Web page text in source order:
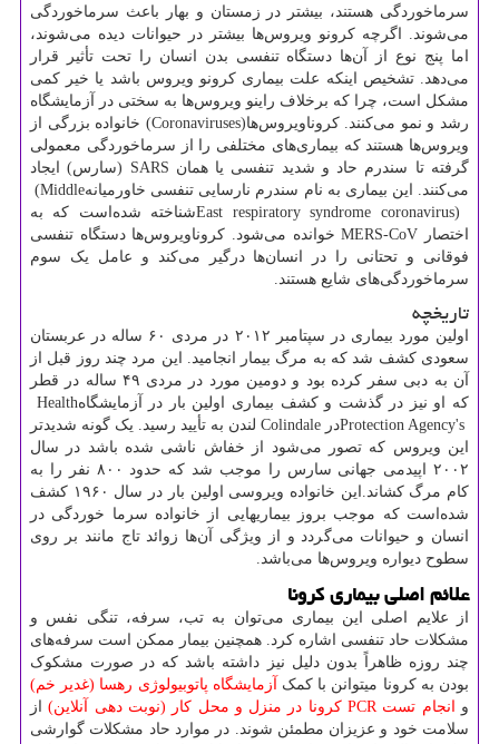
سرماخوردگی هستند، بیشتر در زمستان و بهار باعث سرماخوردگی
می‌شوند. اگرچه کرونو ویروس‌ها بیشتر در حیوانات دیده می‌شوند،
اما پنج نوع از آن‌ها دستگاه تنفسی بدن انسان را تحت تأثیر قرار
می‌دهد. تشخیص اینکه علت بیماری کرونو ویروس باشد یا خیر کمی
مشکل است، چرا که برخلاف راینو ویروس‌ها به سختی در آزمایشگاه
رشد و نمو می‌کنند. کروناویروس‌ها(Coronaviruses) خانواده بزرگی از
ویروس‌ها هستند که بیماری‌های مختلفی را از سرماخوردگی معمولی
گرفته تا سندرم حاد و شدید تنفسی یا همان SARS (سارس) ایجاد
می‌کنند. این بیماری به نام سندرم نارسایی تنفسی خاورمیانه(Middle
East respiratory syndrome coronavirus)شناخته شده‌است که به
اختصار
MERS-CoV خوانده می‌شود. کروناویروس‌ها دستگاه تنفسی
فوقانی و تحتانی را در انسان‌ها درگیر می‌کند و عامل یک سوم
سرماخوردگی‌های شایع هستند.
تاریخچه
اولین مورد بیماری در سپتامبر ۲۰۱۲ در مردی ۶۰ ساله در عربستان
سعودی کشف شد که به مرگ بیمار انجامید. این مرد چند روز قبل از
آن به دبی سفر کرده بود و دومین مورد در مردی ۴۹ ساله در قطر
که او نیز در گذشت و کشف بیماری اولین بار در آزمایشگاهHealth
Protection Agency'sدر Colindale لندن به تأیید رسید. یک گونه شدیدتر
این ویروس که تصور می‌شود از خفاش ناشی شده باشد در سال
۲۰۰۲ اپیدمی جهانی سارس را موجب شد که حدود ۸۰۰ نفر را به
کام مرگ کشاند.این خانواده ویروسی اولین بار در سال ۱۹۶۰ کشف
شده‌است که موجب بروز بیماریهایی از خانواده سرما خوردگی در
انسان و حیوانات می‌گردد و از ویژگی آن‌ها زوائد تاج مانند بر روی
سطوح دیواره ویروس‌ها می‌باشد.
علائم اصلی بیماری کرونا
از علایم اصلی این بیماری می‌توان به تب، سرفه، تنگی نفس و
مشکلات حاد تنفسی اشاره کرد. همچنین بیمار ممکن است سرفه‌های
چند روزه ظاهراً بدون دلیل نیز داشته باشد که در صورت مشکوک
بودن به کرونا میتوانن با کمک
آزمایشگاه پاتوبیولوژی رهسا (غدیر خم)
و
انجام تست PCRکرونا در منزل و محل کار (نوبت دهی آنلاین)از
سلامت خود و عزیزان مطمئن شوند. در موارد حاد مشکلات گوارشی